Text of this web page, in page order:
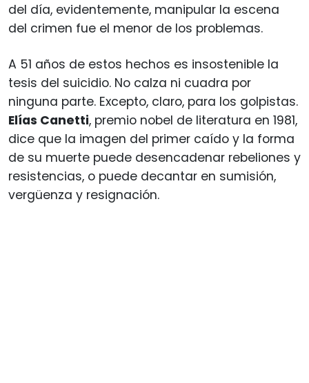
del día, evidentemente, manipular la escena
del crimen fue el menor de los problemas.
A 51 años de estos hechos es insostenible la
tesis del suicidio. No calza ni cuadra por
ninguna parte. Excepto, claro, para los golpistas.
Elías Canetti, premio nobel de literatura en 1981,
dice que la imagen del primer caído y la forma
de su muerte puede desencadenar rebeliones y
resistencias, o puede decantar en sumisión,
vergüenza y resignación.